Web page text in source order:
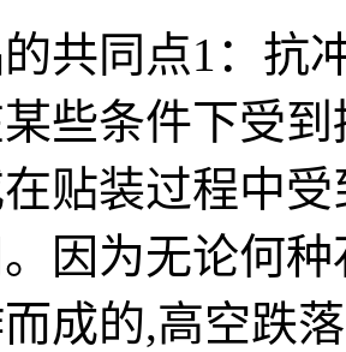
共同点1：抗
些条件下受
贴装过程中
因为无论何
成的,高空跌